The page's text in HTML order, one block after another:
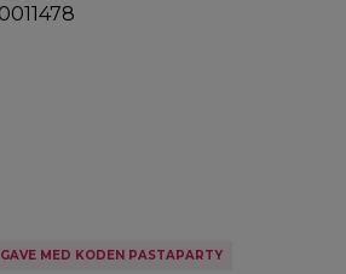
GAVE MED KODEN PASTAPARTY